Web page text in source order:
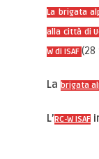
La brigata
alla città di
W di ISAF(28
Labrigata
L’RC-W ISAF